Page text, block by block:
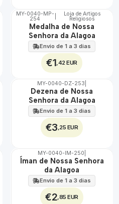
🇵🇹
100%
MY-0040-MP-
254
Loja de Artigos
Religiosos
Medalha de Nossa
Senhora da Alagoa
Envio de 1 a 3 dias
€1 ,42 EUR
🇵🇹
100%
MY-0040-DZ-253
Dezena de Nossa
Senhora da Alagoa
Envio de 1 a 3 dias
€3 ,25 EUR
🇵🇹
MY-0040-IM-250
Íman de Nossa Senhora
da Alagoa
Envio de 1 a 3 dias
€2 ,85 EUR